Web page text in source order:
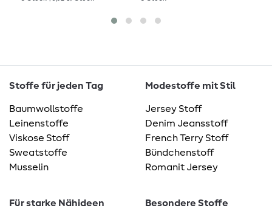
Stoffe für jeden Tag
Baumwollstoffe
Leinenstoffe
Viskose Stoff
Sweatstoffe
Musselin
Modestoffe mit Stil
Jersey Stoff
Denim Jeansstoff
French Terry Stoff
Bündchenstoff
Romanit Jersey
Für starke Nähideen Besondere Stoffe